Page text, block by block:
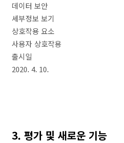
데이터 보안
세부정보 보기
상호작용 요소
사용자 상호작용
출시일
2020. 4. 10.
3. 평가 및 새로운 기능